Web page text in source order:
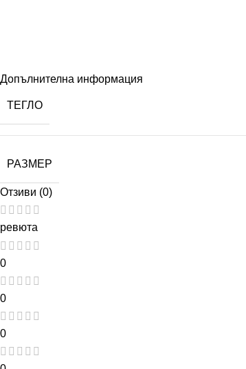
Допълнителна информация
ТЕГЛО
РАЗМЕР
Отзиви (0)
ревюта
0
0
0